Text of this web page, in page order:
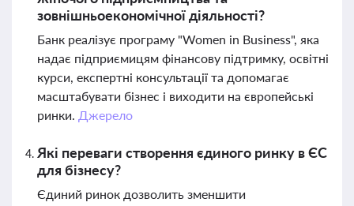
зовнішньоекономічної діяльності?
Банк реалізує програму "Women in Business", яка
надає підприємицям фінансову підтримку, освітні
курси, експертні консультації та допомагає
масштабувати бізнес і виходити на європейські
ринки. Джерело
Які переваги створення єдиного ринку в ЄС
для бізнесу?
Єдиний ринок дозволить зменшити